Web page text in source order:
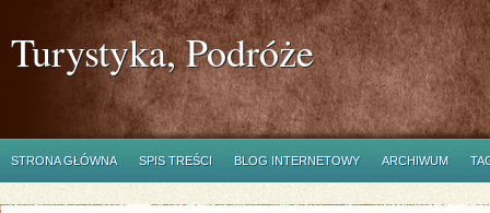
Turystyka, Podróże
STRONA GŁÓWNA SPIS TREŚCI BLOG INTERNETOWY ARCHIWUM